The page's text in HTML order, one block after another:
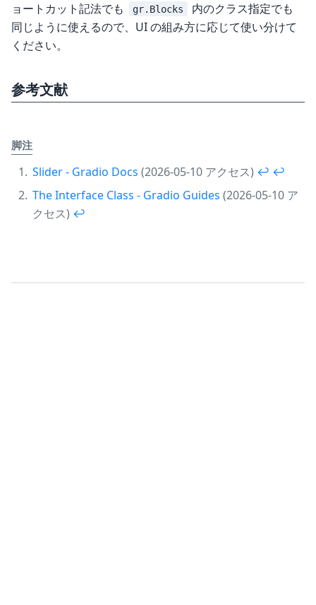
ョートカット記法でも
gr.Blocks
内のクラス指定でも
同じように使えるので、UI の組み方に応じて使い分けて
ください。
参考文献
脚注
Slider - Gradio Docs (2026-05-10 アクセス) ↩︎ ↩︎
The Interface Class - Gradio Guides (2026-05-10 ア
クセス) ↩︎